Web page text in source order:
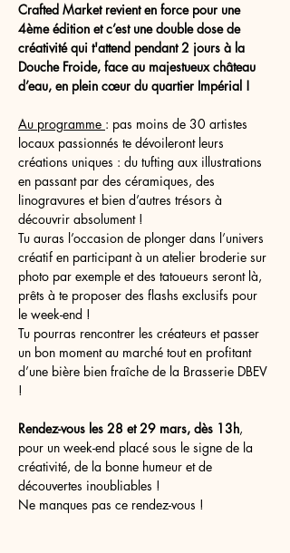
Crafted Market revient en force pour une
4ème édition et c’est une double dose de
créativité qui t'attend pendant 2 jours à la
Douche Froide, face au majestueux château
d’eau, en plein cœur du quartier Impérial !
Au programme : pas moins de 30 artistes
locaux passionnés te dévoileront leurs
créations uniques : du tufting aux illustrations
en passant par des céramiques, des
linogravures et bien d’autres trésors à
découvrir absolument !
Tu auras l’occasion de plonger dans l’univers
créatif en participant à un atelier broderie sur
photo par exemple et des tatoueurs seront là,
prêts à te proposer des flashs exclusifs pour
le week-end !
Tu pourras rencontrer les créateurs et passer
un bon moment au marché tout en profitant
d’une bière bien fraîche de la Brasserie DBEV
!
Rendez-vous les 28 et 29 mars, dès 13h,
pour un week-end placé sous le signe de la
créativité, de la bonne humeur et de
découvertes inoubliables !
Ne manques pas ce rendez-vous !